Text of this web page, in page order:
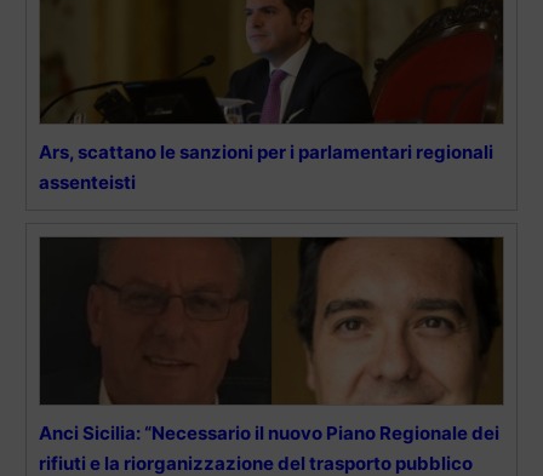
Ars, scattano le sanzioni per i parlamentari regionali
assenteisti
Anci Sicilia: “Necessario il nuovo Piano Regionale dei
rifiuti e la riorganizzazione del trasporto pubblico